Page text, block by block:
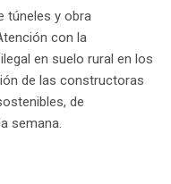
túneles y obra
con la
en suelo rural en los
de las constructoras
de
semana.